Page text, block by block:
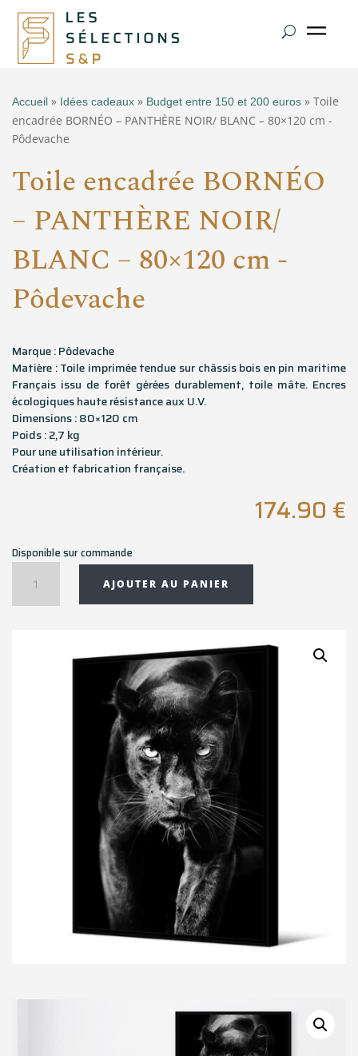
Accueil » Idées cadeaux » Budget entre 150 et 200 euros » Toile
encadrée BORNÉO – PANTHÈRE NOIR/ BLANC – 80×120 cm -
Pôdevache
Toile encadrée BORNÉO
– PANTHÈRE NOIR/
BLANC – 80×120 cm -
Pôdevache
Marque : Pôdevache
Matière : Toile imprimée tendue sur châssis bois en pin maritime
Français issu de forêt gérées durablement, toile mâte. Encres
écologiques haute résistance aux U.V.
Dimensions : 80×120 cm
Poids : 2,7 kg
Pour une utilisation intérieur.
Création et fabrication française.
174.90 €
Disponible sur commande
Toile
AJOUTER AU PANIER